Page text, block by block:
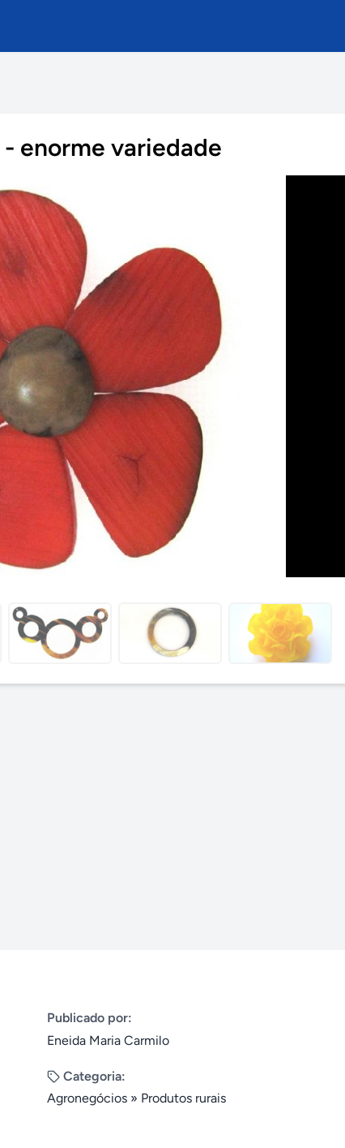
enorme variedade
Publicado por:
Eneida Maria Carmilo
Categoria:
Agronegócios » Produtos rurais